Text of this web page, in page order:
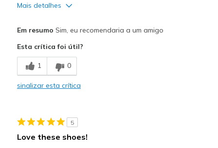
Mais detalhes
Breathe Well
Comfortable
Casual Wear
Em resumo Sim, eu recomendaria a um amigo
Esta crítica foi útil?
1 0
sinalizar esta crítica
5
Love these shoes!